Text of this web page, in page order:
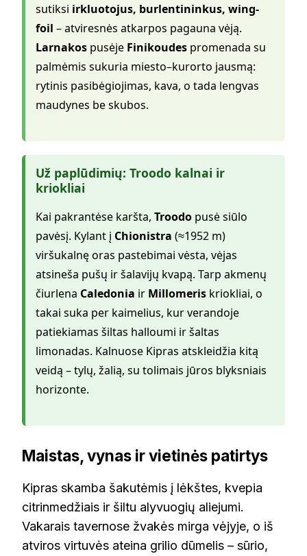
sutiksi irkluotojus, burlentininkus, wing-
foil – atviresnės atkarpos pagauna vėją.
Larnakos pusėje Finikoudes promenada su
palmėmis sukuria miesto–kurorto jausmą:
rytinis pasibėgiojimas, kava, o tada lengvas
maudynes be skubos.
Už paplūdimių: Troodo kalnai ir
kriokliai
Kai pakrantėse karšta, Troodo pusė siūlo
pavėsį. Kylant į Chionistra (≈1952 m)
viršukalnę oras pastebimai vėsta, vėjas
atsineša pušų ir šalavijų kvapą. Tarp akmenų
čiurlena Caledonia ir Millomeris kriokliai, o
takai suka per kaimelius, kur verandoje
patiekiamas šiltas halloumi ir šaltas
limonadas. Kalnuose Kipras atskleidžia kitą
veidą – tylų, žalią, su tolimais jūros blyksniais
horizonte.
Maistas, vynas ir vietinės patirtys
Kipras skamba šakutėmis į lėkštes, kvepia
citrinmedžiais ir šiltu alyvuogių aliejumi.
Vakarais tavernose žvakės mirga vėjyje, o iš
atviros virtuvės ateina grilio dūmelis – sūrio,